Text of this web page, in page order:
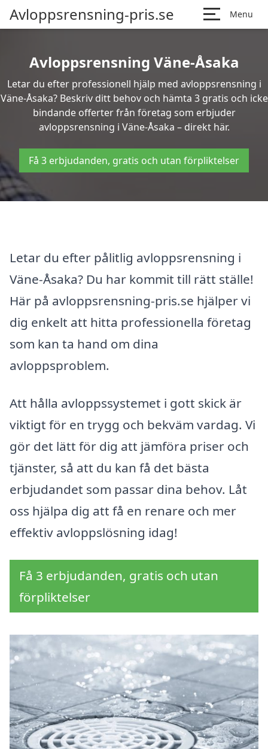
Avloppsrensning-pris.se Menu
Avloppsrensning Väne-Åsaka
Letar du efter professionell hjälp med avloppsrensning i
Väne-Åsaka? Beskriv ditt behov och hämta 3 gratis och icke
bindande offerter från företag som erbjuder
avloppsrensning i Väne-Åsaka – direkt här.
Få 3 erbjudanden, gratis och utan förpliktelser
Letar du efter pålitlig avloppsrensning i
Väne-Åsaka? Du har kommit till rätt ställe!
Här på avloppsrensning-pris.se hjälper vi
dig enkelt att hitta professionella företag
som kan ta hand om dina
avloppsproblem.
Att hålla avloppssystemet i gott skick är
viktigt för en trygg och bekväm vardag. Vi
gör det lätt för dig att jämföra priser och
tjänster, så att du kan få det bästa
erbjudandet som passar dina behov. Låt
oss hjälpa dig att få en renare och mer
effektiv avloppslösning idag!
Få 3 erbjudanden, gratis och utan
förpliktelser